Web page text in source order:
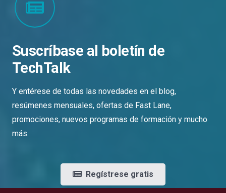
Suscríbase al boletín de
TechTalk
Y entérese de todas las novedades en el blog,
resúmenes mensuales, ofertas de Fast Lane,
promociones, nuevos programas de formación y mucho
más.
Regístrese gratis